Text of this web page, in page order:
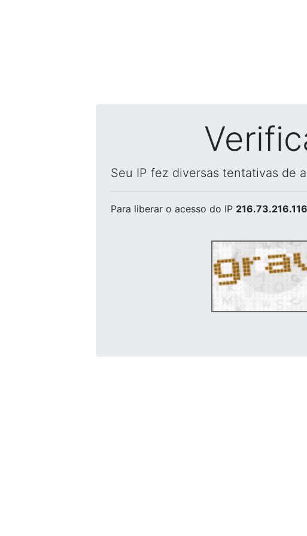
Seu IP fez diversas tentativas de
Para liberar o acesso do IP 216.73.216.116